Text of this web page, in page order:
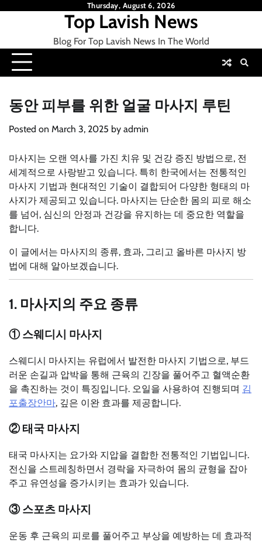
Thursday, August 6, 2026
Top Lavish News
Blog For Top Lavish News In The World
동안 피부를 위한 얼굴 마사지 루틴
Posted on March 3, 2025 by admin
마사지는 오랜 역사를 가진 치유 및 건강 증진 방법으로, 전
세계적으로 사랑받고 있습니다. 특히 한국에서는 전통적인
마사지 기법과 현대적인 기술이 결합되어 다양한 형태의 마
사지가 제공되고 있습니다. 마사지는 단순한 몸의 피로 해소
를 넘어, 심신의 안정과 건강을 유지하는 데 중요한 역할을
합니다.
이 글에서는 마사지의 종류, 효과, 그리고 올바른 마사지 방
법에 대해 알아보겠습니다.
1. 마사지의 주요 종류
① 스웨디시 마사지
스웨디시 마사지는 유럽에서 발전한 마사지 기법으로, 부드
러운 손길과 압박을 통해 근육의 긴장을 풀어주고 혈액순환
을 촉진하는 것이 특징입니다. 오일을 사용하여 진행되며 김
포출장안마, 깊은 이완 효과를 제공합니다.
② 태국 마사지
태국 마사지는 요가와 지압을 결합한 전통적인 기법입니다.
전신을 스트레칭하면서 경락을 자극하여 몸의 균형을 잡아
주고 유연성을 증가시키는 효과가 있습니다.
③ 스포츠 마사지
운동 후 근육의 피로를 풀어주고 부상을 예방하는 데 효과적